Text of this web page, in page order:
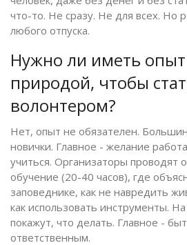
что-то. Не сразу. Не для всех. Но
любого отпуска.
Нужно ли иметь
природой, чтобы
волонтером?
Нет, опыт не обязателен.
новички. Главное - желание
учиться. Организаторы проводят
обучение (20-40 часов), где
заповеднике, как не навредить
как использовать инструменты.
покажут, что делать. Главное -
ответственным.